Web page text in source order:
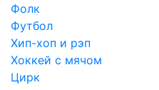
Фолк
Футбол
Хип-хоп и рэп
Хоккей с мячом
Цирк